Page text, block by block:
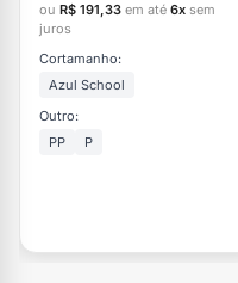
ou R$ 191,33 em até 6x sem
juros
Cortamanho:
Azul School
Outro:
PP
P